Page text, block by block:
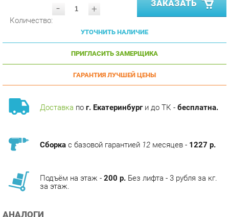
УТОЧНИТЬ НАЛИЧИЕ
ПРИГЛАСИТЬ ЗАМЕРЩИКА
ГАРАНТИЯ ЛУЧШЕЙ ЦЕНЫ
Доставкапог. Екатеринбурги до ТК -бесплатна.
АНАЛОГИ
Артикул